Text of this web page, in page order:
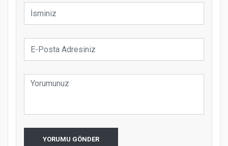
YORUMU GÖNDER